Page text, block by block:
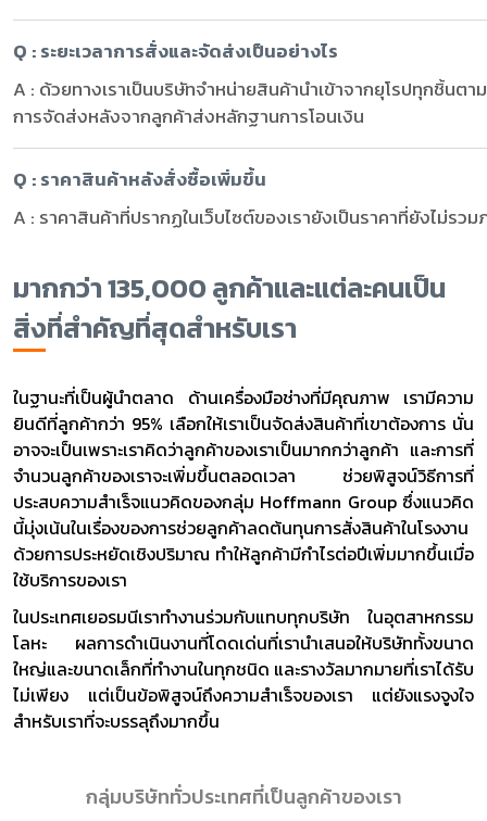
Q : ระยะเวลาการสั่งและจัดส่งเป็นอย่างไร
A : ด้วยทางเราเป็นบริษัทจำหน่ายสินค้านำเข้าจากยุโรปทุกชิ้นต
การจัดส่งหลังจากลูกค้าส่งหลักฐานการโอนเงิน
Q : ราคาสินค้าหลังสั่งซื้อเพิ่มขึ้น
A : ราคาสินค้าที่ปรากฏในเว็บไซต์ของเรายังเป็นราคาที่ยังไม่รว
มากกว่า 135,000 ลูกค้าและแต่ละคนเป็น
สิ่งที่สำคัญที่สุดสำหรับเรา
ในฐานะที่เป็นผู้นำตลาด ด้านเครื่องมือช่างที่มีคุณภาพ เรามีความ
ยินดีที่ลูกค้ากว่า 95% เลือกให้เราเป็นจัดส่งสินค้าที่เขาต้องการ นั่น
อาจจะเป็นเพราะเราคิดว่าลูกค้าของเราเป็นมากกว่าลูกค้า และการที่
จำนวนลูกค้าของเราจะเพิ่มขึ้นตลอดเวลา ช่วยพิสูจน์วิธีการที่
ประสบความสำเร็จแนวคิดของกลุ่ม Hoffmann Group ซึ่งแนวคิด
นี้มุ่งเน้นในเรื่องของการช่วยลูกค้าลดต้นทุนการสั่งสินค้าในโรงงาน
ด้วยการประหยัดเชิงปริมาณ ทำให้ลูกค้ามีกำไรต่อปีเพิ่มมากขึ้นเมื่อ
ใช้บริการของเรา
ในประเทศเยอรมนีเราทำงานร่วมกับแทบทุกบริษัท ในอุตสาหกรรม
โลหะ ผลการดำเนินงานที่โดดเด่นที่เรานำเสนอให้บริษัททั้งขนาด
ใหญ่และขนาดเล็กที่ทำงานในทุกชนิด และรางวัลมากมายที่เราได้รับ
ไม่เพียง แต่เป็นข้อพิสูจน์ถึงความสำเร็จของเรา แต่ยังแรงจูงใจ
สำหรับเราที่จะบรรลุถึงมากขึ้น
กลุ่มบริษัททั่วประเทศที่เป็นลูกค้าของเรา